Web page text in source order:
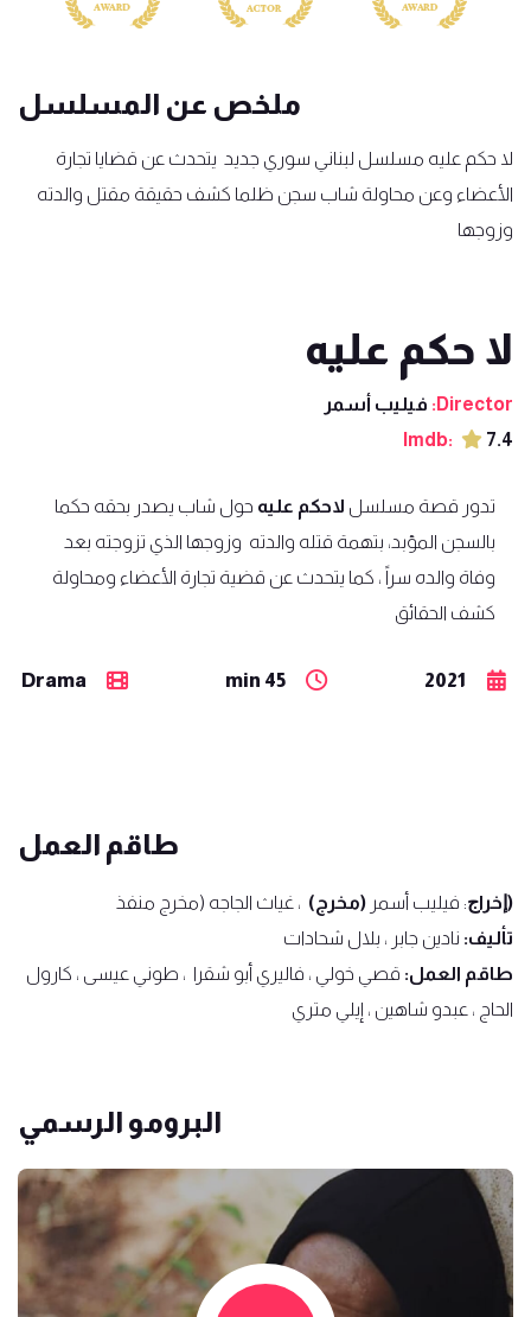
ملخص عن المسلسل
لا حكم عليه مسلسل لبناني سوري جديد يتحدث عن قضايا تجارة
الأعضاء وعن محاولة شاب سجن ظلما كشف حقيقة مقتل والدته
وزوجها
لا حكم عليه
Director:
فيليب أسمر
Imdb:
7.4
تدور قصة مسلسل لاحكم عليه حول شاب يصدر بحقه حكما
بالسجن المؤبد، بتهمة قتله والدته وزوجها الذي تزوجته بعد
وفاة والده سراً ، كما يتحدث عن قضية تجارة الأعضاء ومحاولة
كشف الحقائق
2021
45 min
Drama
طاقم العمل
(ﺇﺧﺮاﺝ: فيليب أسمر (مخرج) ، غياث الجاجه (مخرج منفذ
ﺗﺄﻟﻴﻒ: نادين جابر ، بلال شحادات
طاقم العمل: قصي خولي ، فاليري أبو شقرا ، طوني عيسى ، كارول
الحاج ، عبدو شاهين ، إيلي متري
البرومو الرسمي